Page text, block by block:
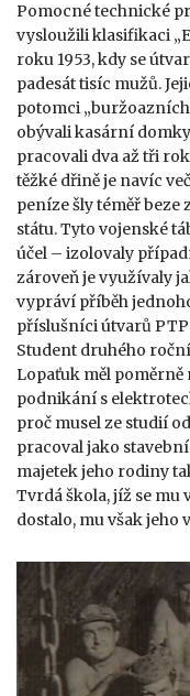
Pomocné technické
vysloužili klasifikaci
roku 1953, kdy se
padesát tisíc mužů.
potomci
obývali kasární
pracovali dva až tři
těžké dřině je navíc
peníze šly téměř beze
státu. Tyto vojenské
účel – izolovaly
zároveň je využívaly
vypráví příběh
příslušníci útvarů
Student druhého
Lopaťuk měl
podnikání s
proč musel ze studií
pracoval jako
majetek jeho rodiny
Tvrdá škola, jíž se
dostalo, mu však jeho